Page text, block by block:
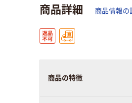
商品詳細 商品情報の
商品の特徴